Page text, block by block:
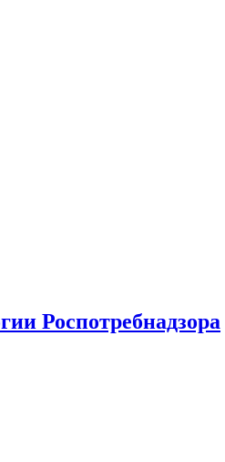
Роспотребнадзора